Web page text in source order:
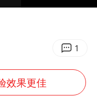
两次地震
枪口对准中国记者
1
效果更佳